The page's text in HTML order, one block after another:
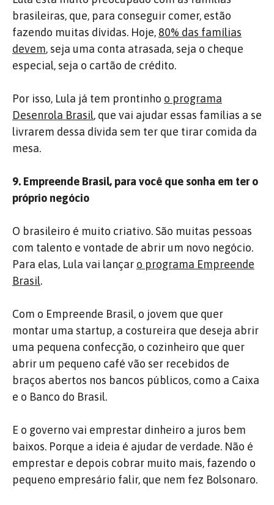
brasileiras, que, para conseguir comer, estão
fazendo muitas dívidas. Hoje, 80% das famílias
devem, seja uma conta atrasada, seja o cheque
especial, seja o cartão de crédito.
Por isso, Lula já tem prontinho o programa
Desenrola Brasil, que vai ajudar essas famílias a se
livrarem dessa dívida sem ter que tirar comida da
mesa.
9. Empreende Brasil, para você que sonha em ter o
próprio negócio
O brasileiro é muito criativo. São muitas pessoas
com talento e vontade de abrir um novo negócio.
Para elas, Lula vai lançar o programa Empreende
Brasil.
Com o Empreende Brasil, o jovem que quer
montar uma startup, a costureira que deseja abrir
uma pequena confecção, o cozinheiro que quer
abrir um pequeno café vão ser recebidos de
braços abertos nos bancos públicos, como a Caixa
e o Banco do Brasil.
E o governo vai emprestar dinheiro a juros bem
baixos. Porque a ideia é ajudar de verdade. Não é
emprestar e depois cobrar muito mais, fazendo o
pequeno empresário falir, que nem fez Bolsonaro.